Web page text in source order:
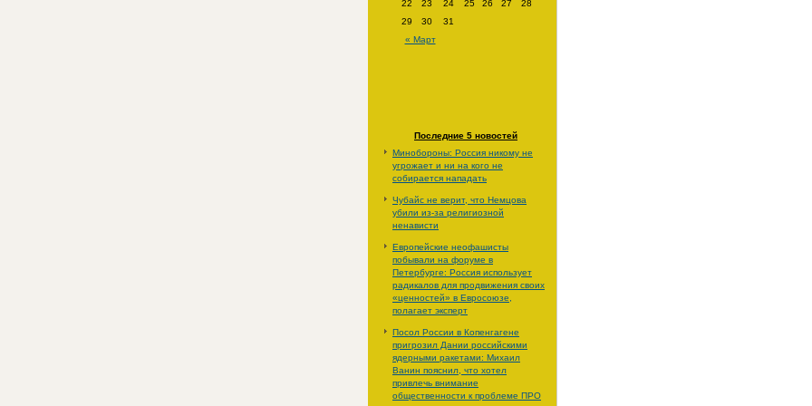
« Март
22 23 24 25 26 27
28
29
30 31
Последние 5 новостей
Минобороны: Россия никому не
угрожает и ни на кого не
собирается нападать
Чубайс не верит, что Немцова
убили из-за религиозной
ненависти
Европейские неофашисты
побывали на форуме в
Петербурге: Россия использует
радикалов для продвижения своих
«ценностей» в Евросоюзе,
полагает эксперт
Посол России в Копенгагене
пригрозил Дании российскими
ядерными ракетами: Михаил
Ванин пояснил, что хотел
привлечь внимание
общественности к проблеме ПРО